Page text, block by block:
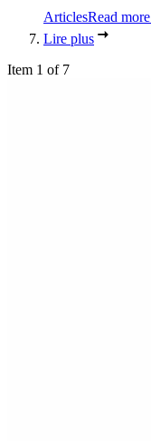
ArticlesRead more
Lire plus
Item 1 of 7